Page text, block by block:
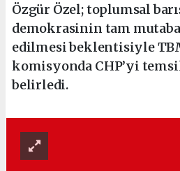
Özgür Özel; toplumsal
demokrasinin tam
edilmesi beklentisiyle
komisyonda CHP’yi
belirledi.